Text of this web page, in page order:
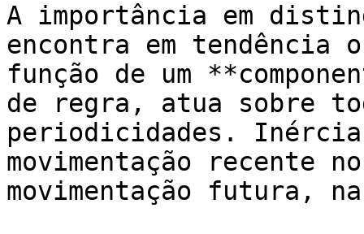
A importância em
encontra em tendência
função de um
de regra, atua sobre
periodicidades.
movimentação recente
movimentação futura,